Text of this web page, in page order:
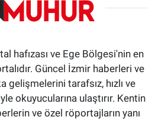
hafızası ve Ege Bölgesi'nin en
Güncel İzmir haberleri ve
gelişmelerini tarafsız, hızlı ve
okuyucularına ulaştırır. Kentin
ve özel röportajların yanı